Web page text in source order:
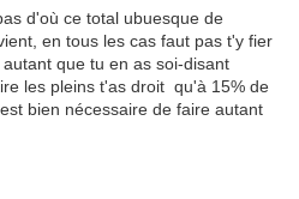
d'où ce total ubuesque de
en tous les cas faut pas t'y fier
que tu en as soi-disant
les pleins t'as droit qu'à 15% de
bien nécessaire de faire autant